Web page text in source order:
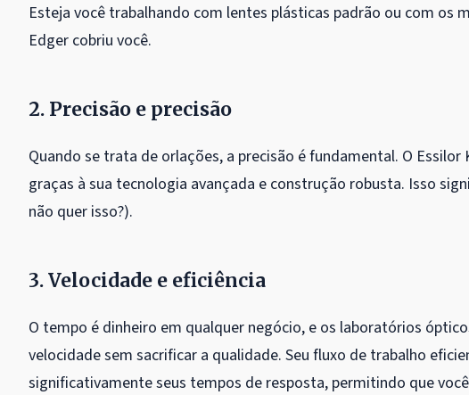
Esteja você trabalhando com lentes plásticas padrão ou com os
Edger cobriu você.
2. Precisão e precisão
Quando se trata de orlações, a precisão é fundamental. O
graças à sua tecnologia avançada e construção robusta. Isso
não quer isso?).
3. Velocidade e eficiência
O tempo é dinheiro em qualquer negócio, e os laboratórios
velocidade sem sacrificar a qualidade. Seu fluxo de trabalho
significativamente seus tempos de resposta, permitindo que